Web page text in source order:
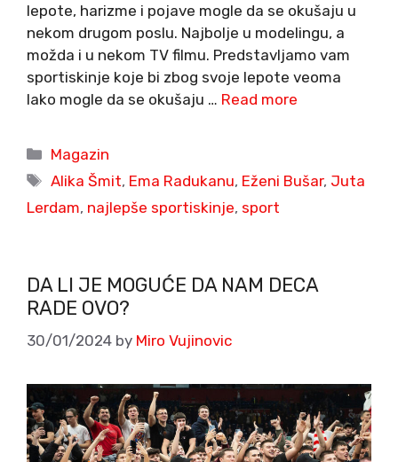
lepote, harizme i pojave mogle da se okušaju u
nekom drugom poslu. Najbolje u modelingu, a
možda i u nekom TV filmu. Predstavljamo vam
sportiskinje koje bi zbog svoje lepote veoma
lako mogle da se okušaju … Read more
Categories
Magazin
Tags
Alika Šmit, Ema Radukanu, Eženi Bušar, Juta
Lerdam, najlepše sportiskinje, sport
DA LI JE MOGUĆE DA NAM DECA
RADE OVO?
30/01/2024 by Miro Vujinovic